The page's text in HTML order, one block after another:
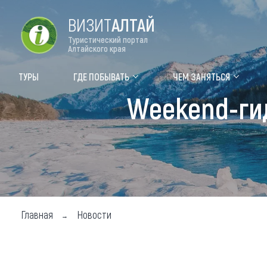
Туры Где
ВИЗИТАЛТАЙ
Туристический портал
Алтайского края
ТУРЫ ГДЕ ПОБЫВАТЬ ЧЕМ ЗАНЯТЬСЯ
Weekend-
Главная Новости